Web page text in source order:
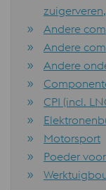
Andere
Andere
Andere
CPI (incl.
Motorsport
Poeder